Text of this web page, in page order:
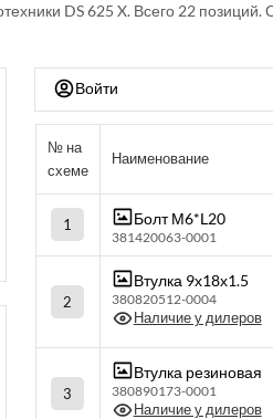
DS 625 X. Всего 22 позиций.
Войти
№ на
схеме
Наименование
1 Болт М6*L20
381420063-0001
2
Втулка 9х18х1.5
380820512-0004
Наличие у дилеров
3
Втулка резиновая
380890173-0001
Наличие у дилеров